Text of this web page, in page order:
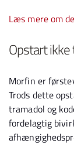
Læs mere om
Opstart
Morfin er
Trods dette
tramadol og
fordelagtig